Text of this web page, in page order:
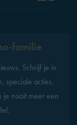
familie
Schrijf je in
speciale acties,
je nooit meer een